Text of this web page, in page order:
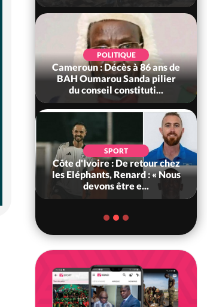
POLITIQUE
Cameroun : Décès à 86 ans de
BAH Oumarou Sanda pilier
du conseil constituti...
SPORT
Côte d'Ivoire : De retour chez
les Eléphants, Renard : « Nous
devons être e...